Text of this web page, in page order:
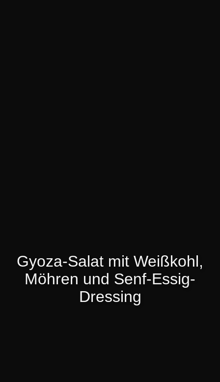
Gyoza-Salat mit Weißkohl,
Möhren und Senf-Essig-
Dressing